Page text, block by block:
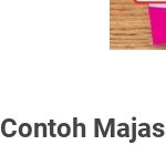
Contoh